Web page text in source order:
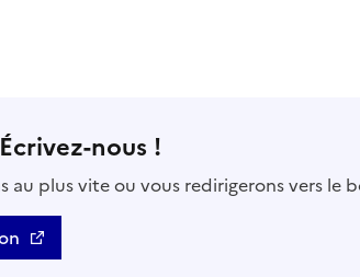
nous !
au plus vite ou vous redirigerons vers le